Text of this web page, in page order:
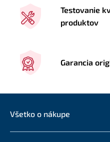
Testovanie
produktov
Garancia
Všetko o nákupe